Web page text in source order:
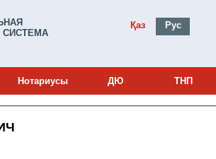
Қаз Рус
Нотариусы ДЮ ТНП